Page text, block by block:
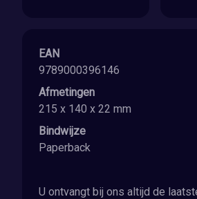
EAN
9789000396146
Afmetingen
215 x 140 x 22 mm
Bindwijze
Paperback
U ontvangt bij ons altijd de